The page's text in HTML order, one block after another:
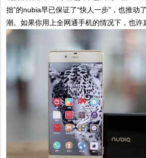
拙”的nubia早已保证了“快人一步”，也推动
潮。如果你用上全网通手机的情况下，也许